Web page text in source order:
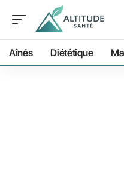
Aînés Diététique